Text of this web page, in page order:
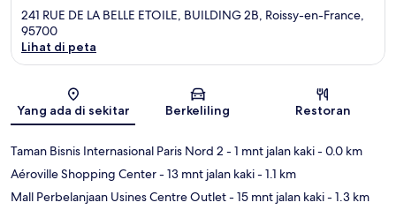
241 RUE DE LA BELLE ETOILE, BUILDING 2B, Roissy-en-France,
95700
Lihat di peta
Yang ada di sekitar Berkeliling Restoran
Taman Bisnis Internasional Paris Nord 2 - 1 mnt jalan kaki- 0.0 km
Aéroville Shopping Center- 13 mnt jalan kaki- 1.1 km
Mall Perbelanjaan Usines Centre Outlet- 15 mnt jalan kaki- 1.3 km